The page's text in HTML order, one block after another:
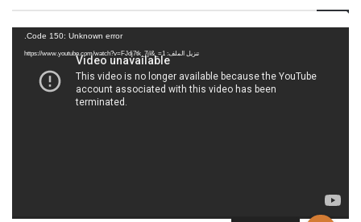
Code 150: Unknown error.
تنزيل الملف: https://www.youtube.com/watch?v=FJdj7tk_7jI&_=1